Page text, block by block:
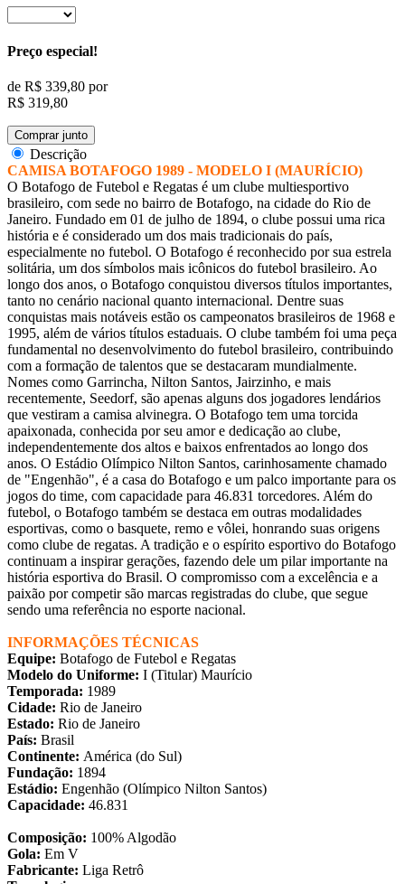
Preço especial!
de R$ 339,80 por
R$ 319,80
Comprar junto
Descrição
CAMISA BOTAFOGO 1989 - MODELO I (MAURÍCIO)
O Botafogo de Futebol e Regatas é um clube multiesportivo
brasileiro, com sede no bairro de Botafogo, na cidade do Rio de
Janeiro. Fundado em 01 de julho de 1894, o clube possui uma rica
história e é considerado um dos mais tradicionais do país,
especialmente no futebol. O Botafogo é reconhecido por sua estrela
solitária, um dos símbolos mais icônicos do futebol brasileiro. Ao
longo dos anos, o Botafogo conquistou diversos títulos importantes,
tanto no cenário nacional quanto internacional. Dentre suas
conquistas mais notáveis estão os campeonatos brasileiros de 1968 e
1995, além de vários títulos estaduais. O clube também foi uma peça
fundamental no desenvolvimento do futebol brasileiro, contribuindo
com a formação de talentos que se destacaram mundialmente.
Nomes como Garrincha, Nilton Santos, Jairzinho, e mais
recentemente, Seedorf, são apenas alguns dos jogadores lendários
que vestiram a camisa alvinegra. O Botafogo tem uma torcida
apaixonada, conhecida por seu amor e dedicação ao clube,
independentemente dos altos e baixos enfrentados ao longo dos
anos. O Estádio Olímpico Nilton Santos, carinhosamente chamado
de "Engenhão", é a casa do Botafogo e um palco importante para os
jogos do time, com capacidade para 46.831 torcedores. Além do
futebol, o Botafogo também se destaca em outras modalidades
esportivas, como o basquete, remo e vôlei, honrando suas origens
como clube de regatas. A tradição e o espírito esportivo do Botafogo
continuam a inspirar gerações, fazendo dele um pilar importante na
história esportiva do Brasil. O compromisso com a excelência e a
paixão por competir são marcas registradas do clube, que segue
sendo uma referência no esporte nacional.
INFORMAÇÕES TÉCNICAS
Equipe: Botafogo de Futebol e Regatas
Modelo do Uniforme: I (Titular) Maurício
Temporada: 1989
Cidade: Rio de Janeiro
Estado: Rio de Janeiro
País: Brasil
Continente: América (do Sul)
Fundação: 1894
Estádio: Engenhão (Olímpico Nilton Santos)
Capacidade: 46.831
Composição: 100% Algodão
Gola: Em V
Fabricante: Liga Retrô